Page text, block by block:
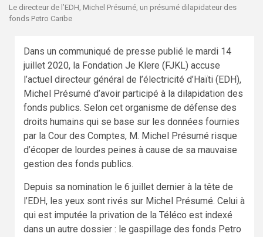
Le directeur de l’EDH, Michel Présumé, un présumé dilapidateur des
fonds Petro Caribe
Dans un communiqué de presse publié le mardi 14
juillet 2020, la Fondation Je Klere (FJKL) accuse
l’actuel directeur général de l’électricité d’Haïti (EDH),
Michel Présumé d’avoir participé à la dilapidation des
fonds publics. Selon cet organisme de défense des
droits humains qui se base sur les données fournies
par la Cour des Comptes, M. Michel Présumé risque
d’écoper de lourdes peines à cause de sa mauvaise
gestion des fonds publics.
Depuis sa nomination le 6 juillet dernier à la tête de
l’EDH, les yeux sont rivés sur Michel Présumé. Celui à
qui est imputée la privation de la Téléco est indexé
dans un autre dossier : le gaspillage des fonds Petro